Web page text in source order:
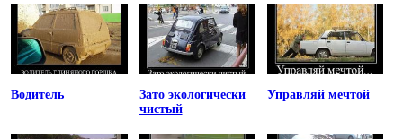
Водитель
Зато экологически
чистый
Управляй мечтой